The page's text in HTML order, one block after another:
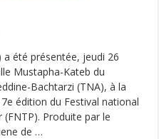
a été présentée, jeudi 26
Mustapha-Kateb du
Bachtarzi (TNA), à la
édition du Festival national
(FNTP). Produite par le
de …